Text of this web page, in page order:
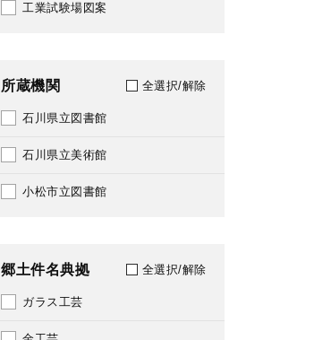
1956
1958
1959
1960
1961
1963
1964
工業試験場図案
所蔵機関 全選択/解除
石川県立図書館
石川県立美術館
小松市立図書館
郷土件名典拠 全選択/解除
ガラス工芸